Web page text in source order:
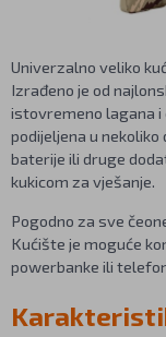
Univerzalno veliko
Izrađeno je od
istovremeno lagana
podijeljena u
baterije ili druge
kukicom za vješanje.
Pogodno za sve
Kućište je moguće
powerbanke ili